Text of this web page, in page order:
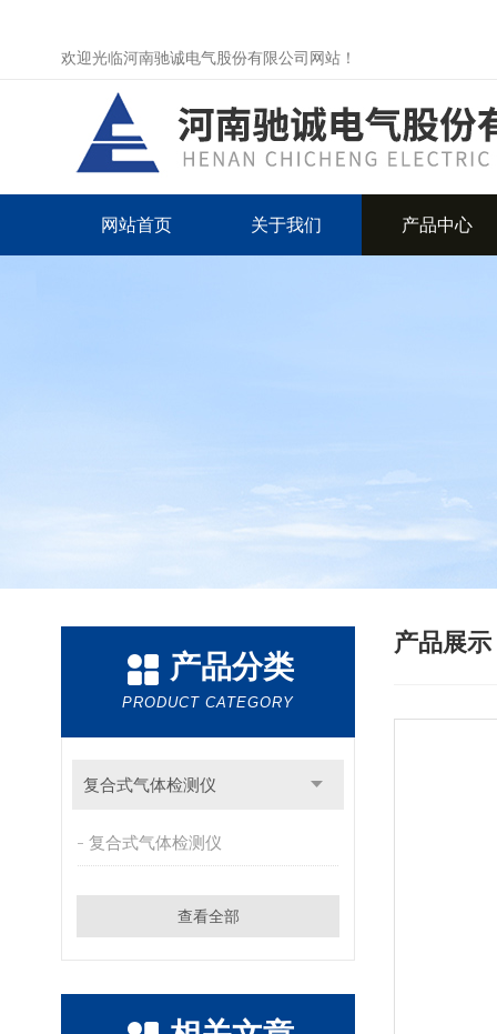
欢迎光临河南驰诚电气股份有限公司网站！
网站首页 关于我们 产品中心
产品分类
PRODUCT CATEGORY
复合式气体检测仪
复合式气体检测仪
查看全部
产品展示